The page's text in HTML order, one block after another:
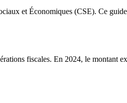
et Économiques (CSE). Ce
fiscales. En 2024, le montant